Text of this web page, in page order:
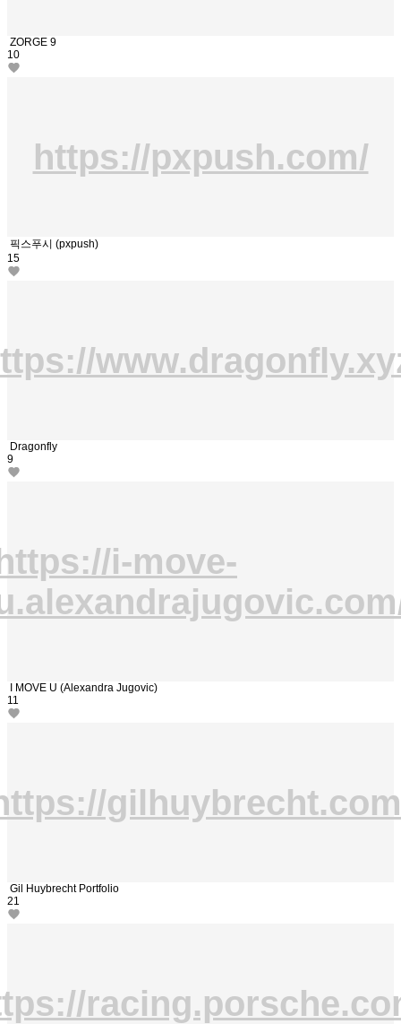
ZORGE 9
10
https://pxpush.com/
픽스푸시 (pxpush)
15
Dragonfly
9
i-move-
I MOVE U (Alexandra Jugovic)
11
Gil Huybrecht Portfolio
21